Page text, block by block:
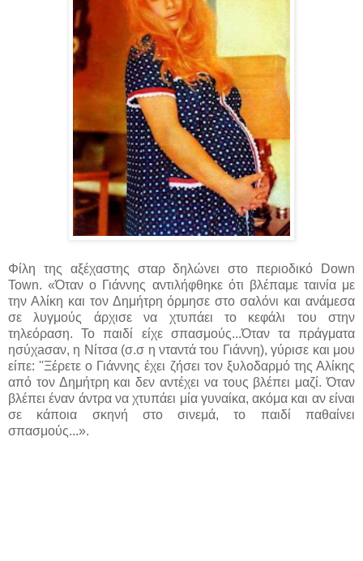
Φίλη της αξέχαστης σταρ δηλώνει στο περιοδικό Down
Town. «Όταν ο Γιάννης αντιλήφθηκε ότι βλέπαμε ταινία με
την Αλίκη και τον Δημήτρη όρμησε στο σαλόνι και ανάμεσα
σε λυγμούς άρχισε να χτυπάει το κεφάλι του στην
τηλεόραση. Το παιδί είχε σπασμούς...Όταν τα πράγματα
ησύχaσαν, η Νίτσα (σ.σ η νταντά του Γιάννη), γύρισε και μου
είπε: ''Ξέρετε ο Γιάννης έχει ζήσει τον ξυλοδαρμό της Αλίκης
από τον Δημήτρη και δεν αντέχει να τους βλέπει μαζί. Όταν
βλέπει έναν άντρα να χτυπάει μία γυναίκα, ακόμα και αν είναι
σε κάποια σκηνή στο σινεμά, το παιδί παθαίνει
σπασμούς...».